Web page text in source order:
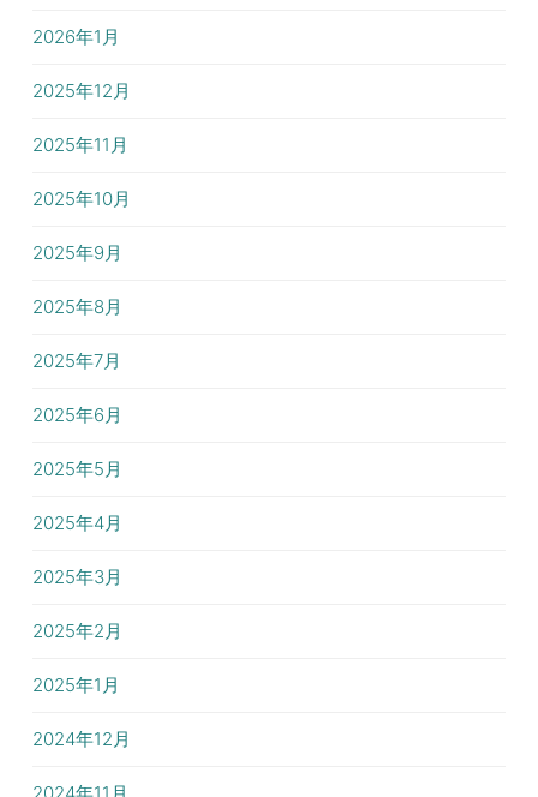
2026年1月
2025年12月
2025年11月
2025年10月
2025年9月
2025年8月
2025年7月
2025年6月
2025年5月
2025年4月
2025年3月
2025年2月
2025年1月
2024年12月